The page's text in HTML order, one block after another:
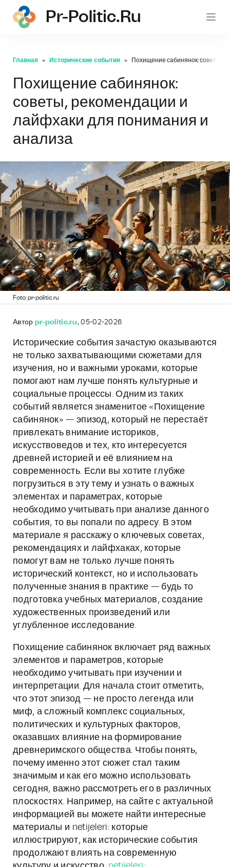
pr-
Pr-Politic.ru
Главная Исторические события Похищение сабинянок: советы,
Похищение сабинянок:
советы, рекомендации и
лайфхаки для понимания и
анализа
Foto: pr-politic.ru
Автор pr-politic.ru , 05-02-2026
Исторические события зачастую оказываются
не только захватывающими сюжетами для
изучения, но и важными уроками, которые
помогают нам лучше понять культурные и
социальные процессы. Одним из таких
событий является знаменитое «Похищение
сабинянок» — эпизод, который не перестаёт
привлекать внимание историков,
искусствоведов и тех, кто интересуется
древней историей и её влиянием на
современность. Если вы хотите глубже
погрузиться в эту тему и узнать о важных
элементах и параметрах, которые
необходимо учитывать при анализе данного
события, то вы попали по адресу. В этом
материале я расскажу о ключевых советах,
рекомендациях и лайфхаках, которые
помогут вам не только лучше понять
исторический контекст, но и использовать
полученные знания в практике — будь то
подготовка учебных материалов, создание
художественных произведений или
углубленное исследование.
Похищение сабинянок включает ряд важных
элементов и параметров, которые
необходимо учитывать при изучении и
интерпретации. Для начала стоит отметить,
что этот эпизод — не просто легенда или
миф, а сложный комплекс социальных,
политических и культурных факторов,
оказавших влияние на формирование
древнеримского общества. Чтобы понять,
почему именно этот сюжет стал таким
значимым и как его можно использовать
сегодня, важно рассмотреть его в различных
плоскостях. Например, на сайте с актуальной
информацией вы можете найти интересные
материалы и netijeleri: которые
иллюстрируют, как исторические события
продолжают влиять на современную